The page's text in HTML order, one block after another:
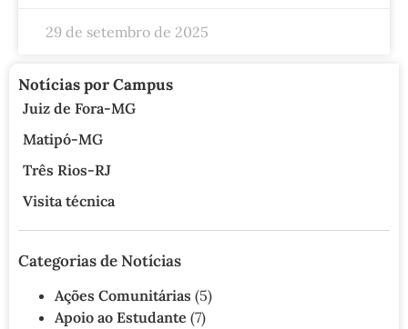
29 de setembro de 2025
Notícias por Campus
Juiz de Fora-MG
Matipó-MG
Três Rios-RJ
Visita técnica
Categorias de Notícias
Ações Comunitárias (5)
Apoio ao Estudante (7)